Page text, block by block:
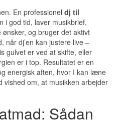
En professionel dj til
i god tid, laver musikbrief,
og bruger det aktivt
når dj’en kan justere live –
gulvet er ved at skifte, eller
er i top. Resultatet er en
energisk aften, hvor I kan læne
vished om, at musikken arbejder
Sådan